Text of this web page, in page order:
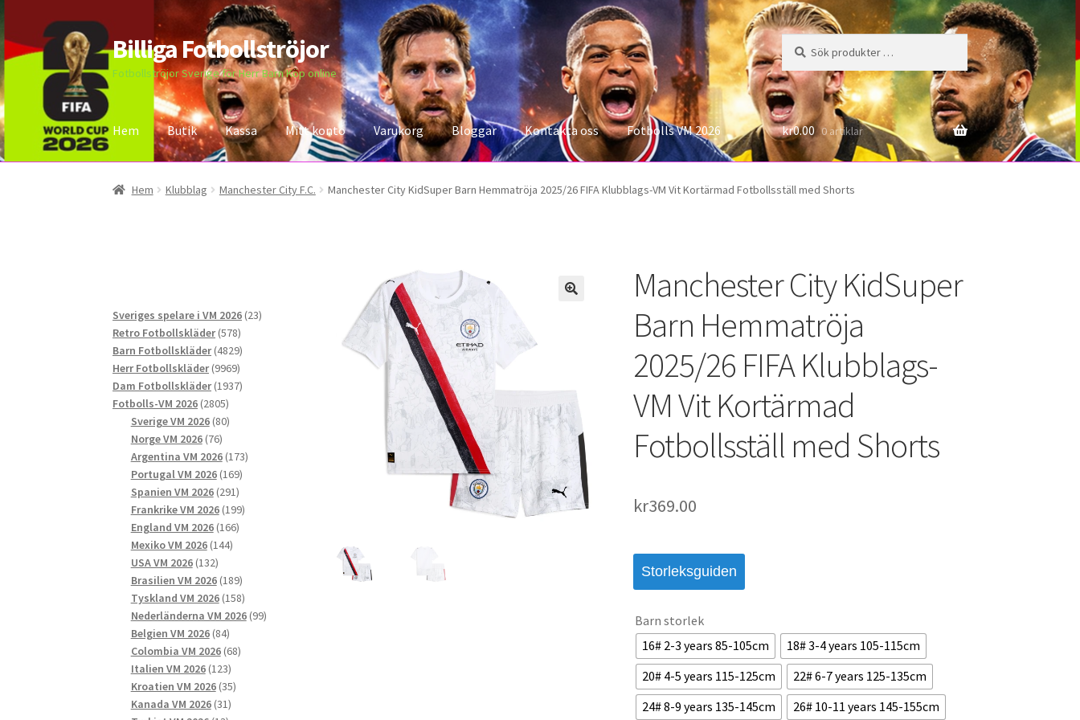
Hoppa
till
navigering
Hoppa
till
innehåll
Billiga Fotbollströjor
Fotbollströjor Sverige för Herr Barn Köp online
Sök
efter:
Sök
Hem Butik Kassa Mitt konto Varukorg Bloggar Kontakta oss Fotbolls VM 2026
Hem Bloggar Butik Kassa Kontakta oss Mitt kontoStorleksguiden Varukorg
kr0.00 0 artiklar
Hem Klubblag Manchester City F.C. Manchester City KidSuper Barn Hemmatröja 2025/26 FIFA Klubblags-VM Vit Kortärmad Fotbollsställ med Shorts
Manchester City KidSuper
Barn Hemmatröja
2025/26 FIFA Klubblags-
VM Vit Kortärmad
Fotbollsställ med Shorts
kr369.00
Storleksguiden
Barn storlek
16# 2-3 years 85-105cm
18# 3-4 years 105-115cm
20# 4-5 years 115-125cm
22# 6-7 years 125-135cm
24# 8-9 years 135-145cm
26# 10-11 years 145-155cm
Sveriges spelare i VM 2026 2323
Retro Fotbollskläder 578578
produkter
Barn Fotbollskläder 48294829
produkter
Herr Fotbollskläder 99699969
produkter
Dam Fotbollskläder 19371937
Fotbolls-VM 2026 28052805
produkter
Sverige VM 2026 8080
Norge VM 2026 7676
produkter
Argentina VM 2026 173173
Portugal VM 2026 169169
produkter
Spanien VM 2026 291291
produkter
Frankrike VM 2026 199199
England VM 2026 166166
Mexiko VM 2026 144144
USA VM 2026 132132
produkter
Brasilien VM 2026 189189
produkter
Tyskland VM 2026 158158
produkter
Nederländerna VM 2026 9999
Belgien VM 2026 8484
produkter
Colombia VM 2026 6868
Italien VM 2026 123123
produkter
Kroatien VM 2026 3535
Kanada VM 2026 3131